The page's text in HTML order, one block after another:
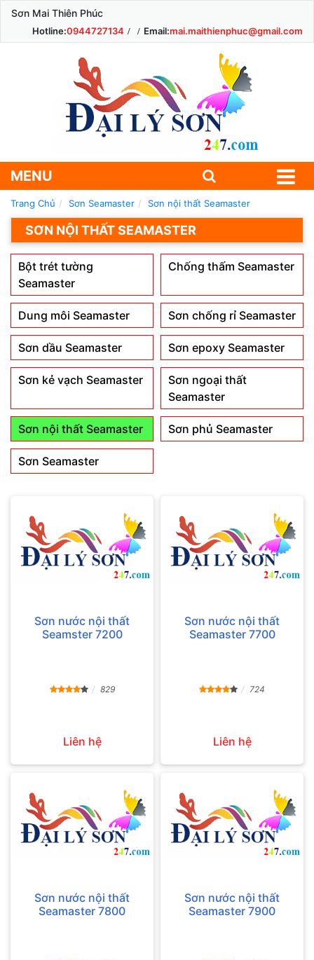
Sơn Mai Thiên Phúc
Hotline:0944727134 Email:mai.maithienphuc@gmail.com
MENU
Trang Chủ Sơn Seamaster Sơn nội thất Seamaster
SƠN NỘI THẤT SEAMASTER
Bột trét tường
Seamaster
Chống thấm Seamaster
Dung môi Seamaster Sơn chống rỉ Seamaster
Sơn dầu Seamaster Sơn epoxy Seamaster
Sơn kẻ vạch Seamaster
Sơn ngoại thất
Seamaster
Sơn nội thất Seamaster Sơn phủ Seamaster
Sơn Seamaster
Sơn nước nội thất
Seamster 7200
829
Liên hệ
Sơn nước nội thất
Seamaster 7700
724
Liên hệ
Sơn nước nội thất
Seamaster 7800
Sơn nước nội thất
Seamaster 7900